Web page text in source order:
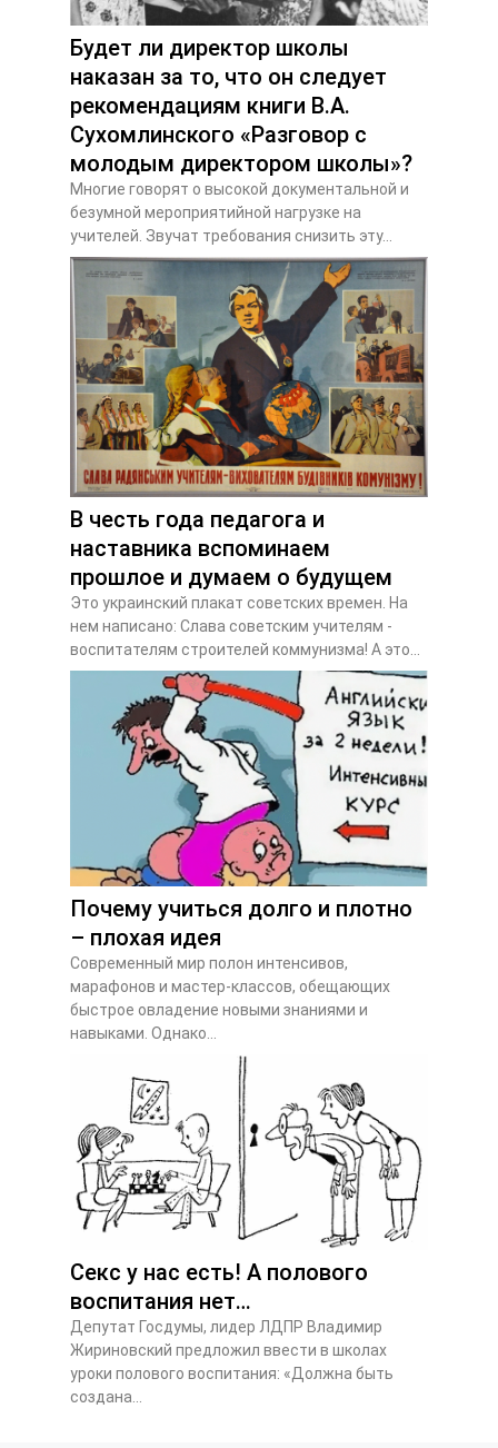
Будет ли директор школы
наказан за то, что он следует
рекомендациям книги В.А.
Сухомлинского «Разговор с
молодым директором школы»?
Многие говорят о высокой документальной и
безумной мероприятийной нагрузке на
учителей. Звучат требования снизить эту...
В честь года педагога и
наставника вспоминаем
прошлое и думаем о будущем
Это украинский плакат советских времен. На
нем написано: Слава советским учителям -
воспитателям строителей коммунизма! А это...
Почему учиться долго и плотно
– плохая идея
Современный мир полон интенсивов,
марафонов и мастер-классов, обещающих
быстрое овладение новыми знаниями и
навыками. Однако...
Секс у нас есть! А полового
воспитания нет…
Депутат Госдумы, лидер ЛДПР Владимир
Жириновский предложил ввести в школах
уроки полового воспитания: «Должна быть
создана...